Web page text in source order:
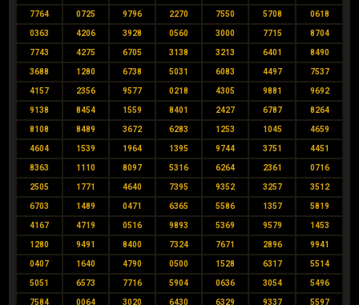
7764 0725 9796 2270 7550 5708 0618
0363 4206 3928 0560 3000 7715 8704
7743 4275 6705 3138 3213 6401 8490
3688 1280 6738 5031 6083 4497 7537
4157 2356 9577 0218 4305 9881 9692
9138 8454 1559 8401 2427 6787 8264
8108 8489 3672 6283 1253 1045 4659
4604 1539 1964 1395 9744 3751 4451
8363 1110 8097 5316 6264 2361 0716
2505 1771 4640 7395 9352 3257 3512
6703 1489 0471 6365 5586 1357 5819
4167 4719 0516 9893 5369 9579 1453
1280 9491 8400 7324 7671 2896 9941
0407 1640 4790 0500 1528 6317 5514
5051 6573 7716 5904 0636 3054 5496
7584 0064 3020 6430 6329 9337 5597